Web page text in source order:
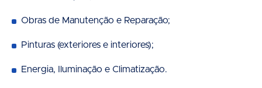
Obras de Manutenção e Reparação;
Pinturas (exteriores e interiores);
Energia, Iluminação e Climatização.